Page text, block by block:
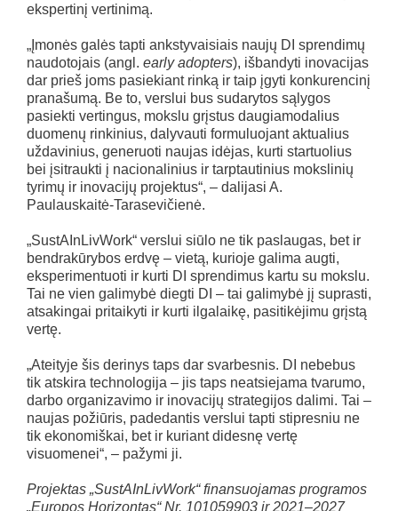
ekspertinį vertinimą.
„Įmonės galės tapti ankstyvaisiais naujų DI sprendimų
naudotojais (angl. early adopters), išbandyti inovacijas
dar prieš joms pasiekiant rinką ir taip įgyti konkurencinį
pranašumą. Be to, verslui bus sudarytos sąlygos
pasiekti vertingus, mokslu grįstus daugiamodalius
duomenų rinkinius, dalyvauti formuluojant aktualius
uždavinius, generuoti naujas idėjas, kurti startuolius
bei įsitraukti į nacionalinius ir tarptautinius mokslinių
tyrimų ir inovacijų projektus“, – dalijasi A.
Paulauskaitė-Tarasevičienė.
„SustAInLivWork“ verslui siūlo ne tik paslaugas, bet ir
bendrakūrybos erdvę – vietą, kurioje galima augti,
eksperimentuoti ir kurti DI sprendimus kartu su mokslu.
Tai ne vien galimybė diegti DI – tai galimybė jį suprasti,
atsakingai pritaikyti ir kurti ilgalaikę, pasitikėjimu grįstą
vertę.
„Ateityje šis derinys taps dar svarbesnis. DI nebebus
tik atskira technologija – jis taps neatsiejama tvarumo,
darbo organizavimo ir inovacijų strategijos dalimi. Tai –
naujas požiūris, padedantis verslui tapti stipresniu ne
tik ekonomiškai, bet ir kuriant didesnę vertę
visuomenei“, – pažymi ji.
Projektas „SustAInLivWork“ finansuojamas programos
„Europos Horizontas“ Nr. 101059903 ir 2021–2027